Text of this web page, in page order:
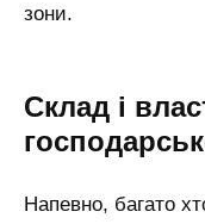
зони.
Склад і
Напевно, багато